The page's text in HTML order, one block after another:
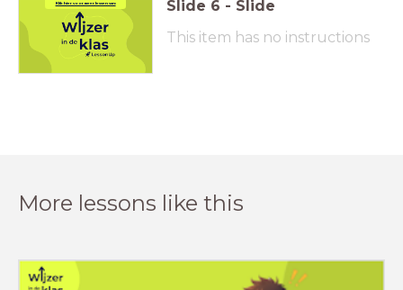
Klik hier voor meer lessen van: Slide 6 - Slide
This item has no instructions
More lessons like this